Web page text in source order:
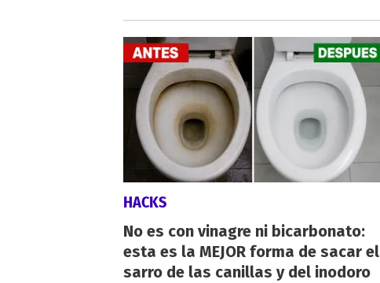
HACKS
No es con vinagre ni bicarbonato:
esta es la MEJOR forma de sacar el
sarro de las canillas y del inodoro